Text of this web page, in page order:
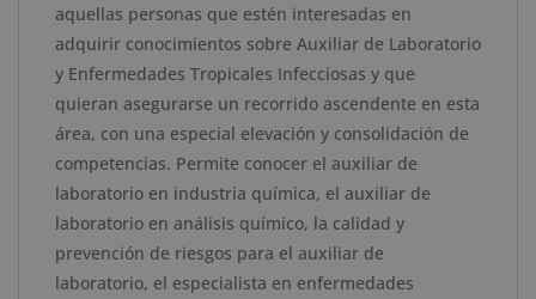
Infecciosas
Doble
Titulación
Diploma
Acreditado
Apostilla
aquellas personas que estén interesadas en
adquirir conocimientos sobre Auxiliar de Laboratorio
y Enfermedades Tropicales Infecciosas y que
quieran asegurarse un recorrido ascendente en esta
área, con una especial elevación y consolidación de
competencias. Permite conocer el auxiliar de
laboratorio en industria química, el auxiliar de
laboratorio en análisis químico, la calidad y
prevención de riesgos para el auxiliar de
laboratorio, el especialista en enfermedades